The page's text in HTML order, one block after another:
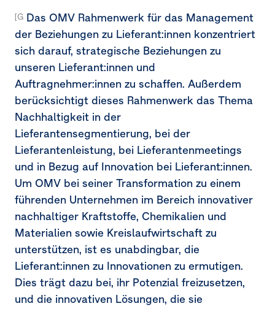
[G1-2.15a]
Das OMV Rahmenwerk für das Management
der Beziehungen zu Lieferant:innen konzentriert
sich darauf, strategische Beziehungen zu
unseren Lieferant:innen und
Auftragnehmer:innen zu schaffen. Außerdem
berücksichtigt dieses Rahmenwerk das Thema
Nachhaltigkeit in der
Lieferantensegmentierung, bei der
Lieferantenleistung, bei Lieferantenmeetings
und in Bezug auf Innovation bei Lieferant:innen.
Um OMV bei seiner Transformation zu einem
führenden Unternehmen im Bereich innovativer
nachhaltiger Kraftstoffe, Chemikalien und
Materialien sowie Kreislaufwirtschaft zu
unterstützen, ist es unabdingbar, die
Lieferant:innen zu Innovationen zu ermutigen.
Dies trägt dazu bei, ihr Potenzial freizusetzen,
und die innovativen Lösungen, die sie